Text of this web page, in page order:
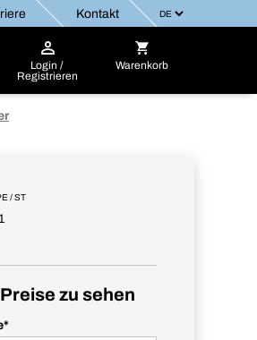
Kontakt
Login /
Registrieren
Warenkorb
/ ST
1
zu sehen
*